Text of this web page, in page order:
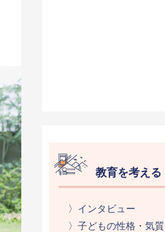
教育を考える
〉インタビュー
〉子どもの性格・気質